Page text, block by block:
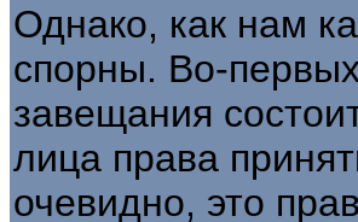
Однако, как нам
спорны. Во-
завещания
лица права
очевидно, это